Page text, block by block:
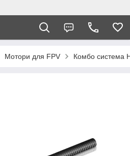
Мотори для FPV Комбо система